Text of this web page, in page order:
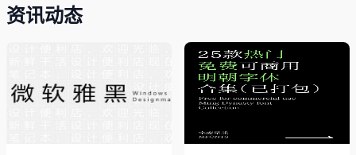
资讯动态